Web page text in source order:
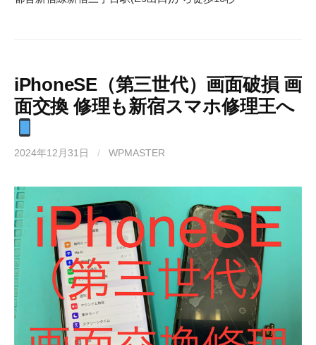
iPhoneSE（第三世代）画面破損 画
面交換 修理も新宿スマホ修理王へ
2024年12月31日 / WPMASTER